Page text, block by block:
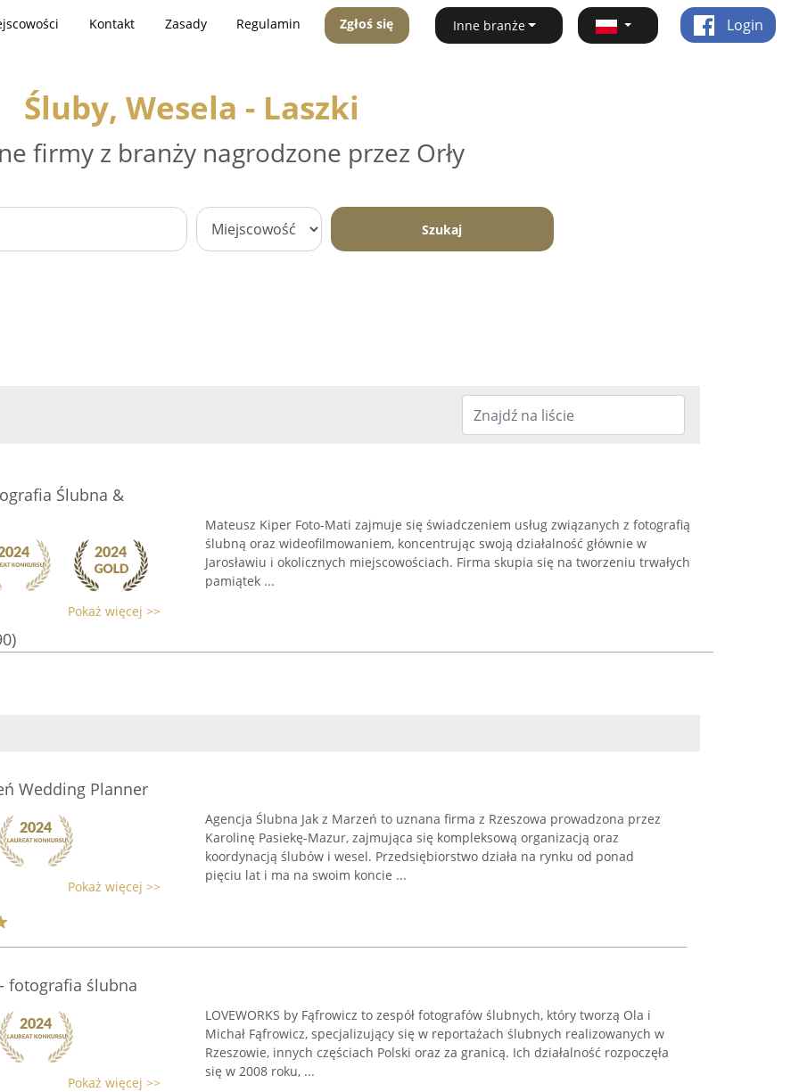
Kontakt Zasady Regulamin Zgłoś się Inne branże Login
Śluby, Wesela - Laszki
firmy z branży nagrodzone przez Orły
Szukaj
Ślubna &
Pokaż więcej >>
Mateusz Kiper Foto-Mati zajmuje się świadczeniem usług związanych z fotografią
ślubną oraz wideofilmowaniem, koncentrując swoją działalność głównie w
Jarosławiu i okolicznych miejscowościach. Firma skupia się na tworzeniu trwałych
pamiątek ...
Wedding Planner
Pokaż więcej >>
Agencja Ślubna Jak z Marzeń to uznana firma z Rzeszowa prowadzona przez
Karolinę Pasiekę-Mazur, zajmująca się kompleksową organizacją oraz
koordynacją ślubów i wesel. Przedsiębiorstwo działa na rynku od ponad
pięciu lat i ma na swoim koncie ...
- fotografia ślubna
Pokaż więcej >>
LOVEWORKS by Fąfrowicz to zespół fotografów ślubnych, który tworzą Ola i
Michał Fąfrowicz, specjalizujący się w reportażach ślubnych realizowanych w
Rzeszowie, innych częściach Polski oraz za granicą. Ich działalność rozpoczęła
się w 2008 roku, ...